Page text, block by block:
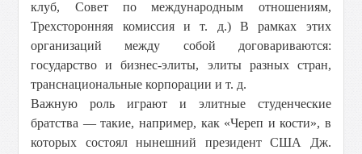
клуб, Совет по международным отношениям,
Трехсторонняя комиссия и т. д.) В рамках этих
организаций между собой договариваются:
государство и бизнес-элиты, элиты разных стран,
транснациональные корпорации и т. д.
Важную роль играют и элитные студенческие
братства — такие, например, как «Череп и кости», в
которых состоял нынешний президент США Дж.